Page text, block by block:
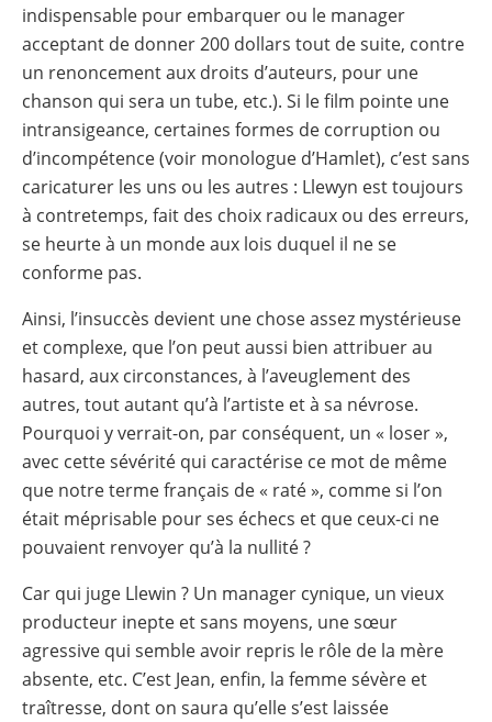
indispensable pour embarquer ou le manager
acceptant de donner 200 dollars tout de suite, contre
un renoncement aux droits d’auteurs, pour une
chanson qui sera un tube, etc.). Si le film pointe une
intransigeance, certaines formes de corruption ou
d’incompétence (voir monologue d’Hamlet), c’est sans
caricaturer les uns ou les autres : Llewyn est toujours
à contretemps, fait des choix radicaux ou des erreurs,
se heurte à un monde aux lois duquel il ne se
conforme pas.
Ainsi, l’insuccès devient une chose assez mystérieuse
et complexe, que l’on peut aussi bien attribuer au
hasard, aux circonstances, à l’aveuglement des
autres, tout autant qu’à l’artiste et à sa névrose.
Pourquoi y verrait-on, par conséquent, un « loser »,
avec cette sévérité qui caractérise ce mot de même
que notre terme français de « raté », comme si l’on
était méprisable pour ses échecs et que ceux-ci ne
pouvaient renvoyer qu’à la nullité ?
Car qui juge Llewin ? Un manager cynique, un vieux
producteur inepte et sans moyens, une sœur
agressive qui semble avoir repris le rôle de la mère
absente, etc. C’est Jean, enfin, la femme sévère et
traîtresse, dont on saura qu’elle s’est laissée